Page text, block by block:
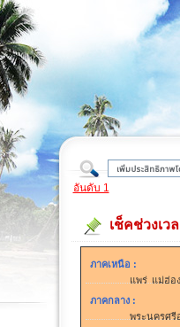
อันดับ 1
เช็คช่วงเ
ภาคเหนือ :
แพร่ แม่ฮ่อ
ภาคกลาง:
พระนครศรี